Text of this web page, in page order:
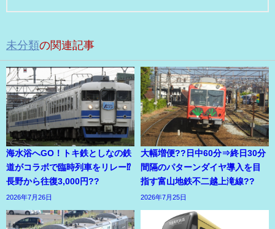
未分類の関連記事
海水浴へGO！トキ鉄としなの鉄
道がコラボで臨時列車をリレー⁉
長野から往復3,000円??
2026年7月26日
大幅増便??日中60分⇒終日30分
間隔のパターンダイヤ導入を目
指す富山地鉄不二越上滝線??
2026年7月25日